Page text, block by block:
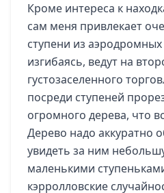
Кроме интереса к
сам меня привлекает
ступени из
изгибаясь, ведут на
густозаселенного
посреди ступеней
огромного дерева, что
Дерево надо аккуратно
увидеть за ним
маленькими
кэрролловские